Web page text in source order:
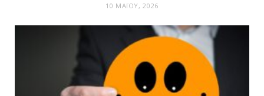
10 ΜΑΪ́ΟΥ, 2026